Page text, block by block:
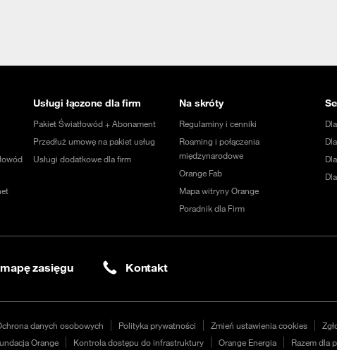
Usługi łączone dla firm
Pakiet Światłowód + Abonament
Przedłuż umowę na pakiet usług
Usługi dodatkowe dla firm
Na skróty
Regulaminy i cenniki
Roaming i połączenia
międzynarodowe
Orange Fab
Mapa witryny Orange
Poradnik dla Firm
zasięgu Kontakt
danych osobowych Polityka prywatności Zmień ustawienia cookies
Orange Kontrola dostępu do infrastruktury Orange Energia Razem dla